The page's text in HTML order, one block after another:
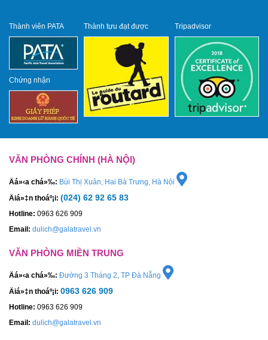
Thành viên PATA
Chứng nhận
Thành tựu đạt được Tripadvisor
VĂN PHÒNG CHÍNH (HÀ NỘI)
Äá»‹a chá»‰: Bùi Thị Xuân, Hai Bà Trưng, Hà Nội
Äiá»‡n thoáº¡i: (024) 62 92 65 83
Hotline: 0963 626 909
Email: dulich@galatravel.vn
VĂN PHÒNG MIỀN TRUNG
Äá»‹a chá»‰: Đường 3 Tháng 2, TP Đà Nẵng
Äiá»‡n thoáº¡i: 0963 626 909
Hotline: 0963 626 909
Email: dulich@galatravel.vn